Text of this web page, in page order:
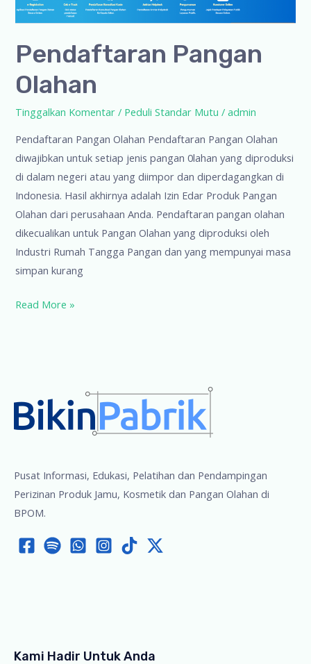
Pendaftaran Pangan
Olahan
Tinggalkan Komentar / Peduli Standar Mutu /admin
Pendaftaran Pangan Olahan Pendaftaran Pangan Olahan
diwajibkan untuk setiap jenis pangan 0lahan yang diproduksi
di dalam negeri atau yang diimpor dan diperdagangkan di
Indonesia. Hasil akhirnya adalah Izin Edar Produk Pangan
Olahan dari perusahaan Anda. Pendaftaran pangan olahan
dikecualikan untuk Pangan Olahan yang diproduksi oleh
Industri Rumah Tangga Pangan dan yang mempunyai masa
simpan kurang
Pendaftaran
Read More »
Pusat Informasi, Edukasi, Pelatihan dan Pendampingan
Perizinan Produk Jamu, Kosmetik dan Pangan Olahan di
BPOM.
Kami Hadir Untuk Anda